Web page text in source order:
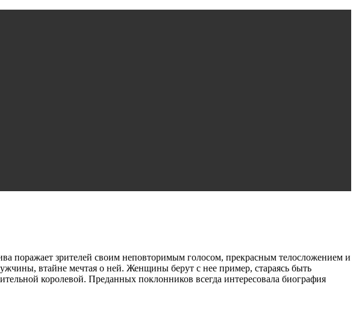
поражает зрителей своим неповторимым голосом, прекрасным телосложением и
втайне мечтая о ней. Женщины берут с нее пример, стараясь быть
королевой. Преданных поклонников всегда интересовала биография